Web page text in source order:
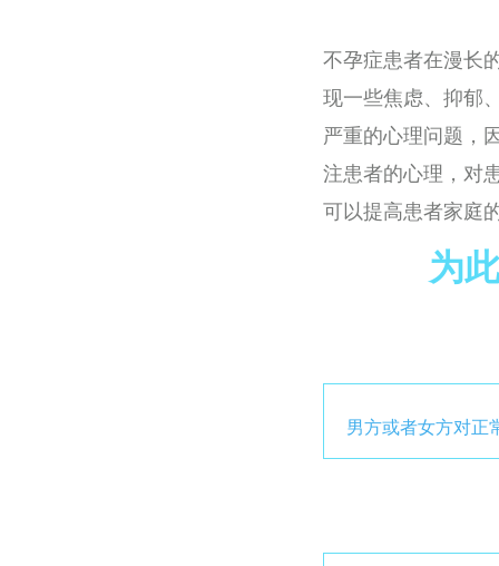
不孕症患者在漫长
现一些焦虑、抑郁
严重的心理问题，
注患者的心理，对
可以提高患者家庭
为
男方或者女方对正